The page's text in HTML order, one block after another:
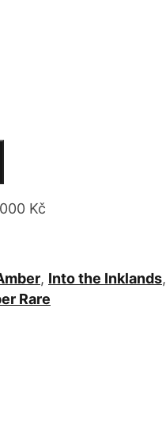
Kč
, Into the Inklands,
Rare